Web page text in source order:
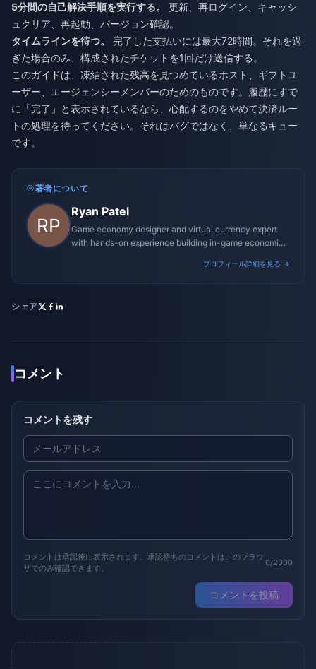
5分間の自己解決手順を実行する。
更新、再ログイン、キャッシ
ュクリア、再起動、バージョン確認。
タイムラインを待つ。
完了した支払いには最大72時間。それを過
ぎた場合のみ、構成されたチケットを1回だけ送信する。
このガイドは、凍結された残高を見つめているホスト、ギフトユ
ーザー、エージェンシーメンバーのためのものです。履歴にすで
に「完了」と表示されているなら、心配するのをやめて決済ルー
トの処理を待ってください。それはバグではなく、単なるキュー
です。
著者について
Ryan Patel
Game economy designer and virtual currency expert
with hands-on experience building in-game economies
プロフィール詳細を見る →
シェア
コメント
コメントを残す
コメントは承認後に表示されます。承認待ちのコメントはこのブラウ
ザでのみ確認できます。
0/2000
コメントを投稿